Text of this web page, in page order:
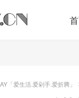
「爱生活.爱剁手.爱折腾」